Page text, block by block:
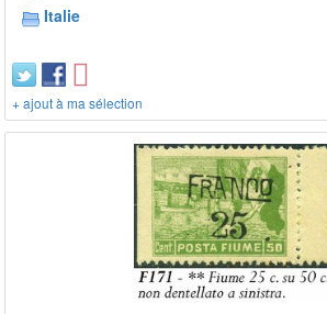
Italie
+ ajout à ma sélection